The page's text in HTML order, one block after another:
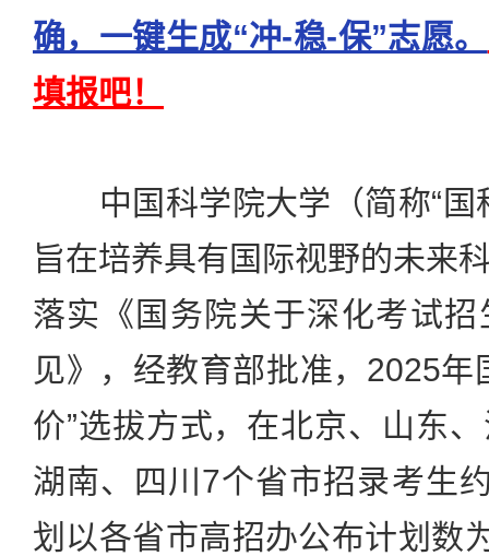
确，一键生成“冲-稳-保”志愿。
填报吧！
中国科学院大学（简称“国
旨在培养具有国际视野的未来
落实《国务院关于深化考试
见》，经教育部批准，2025年
价”选拔方式，在北京、山东
湖南、四川7个省市招录考生
划以各省市高招办公布计划数